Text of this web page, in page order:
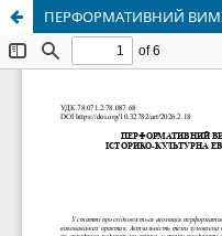
ПЕРФОРМАТИВНИЙ